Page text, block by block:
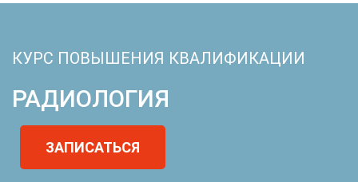
КУРС ПОВЫШЕНИЯ КВАЛИФИКАЦИИ
РАДИОЛОГИЯ
ЗАПИСАТЬСЯ